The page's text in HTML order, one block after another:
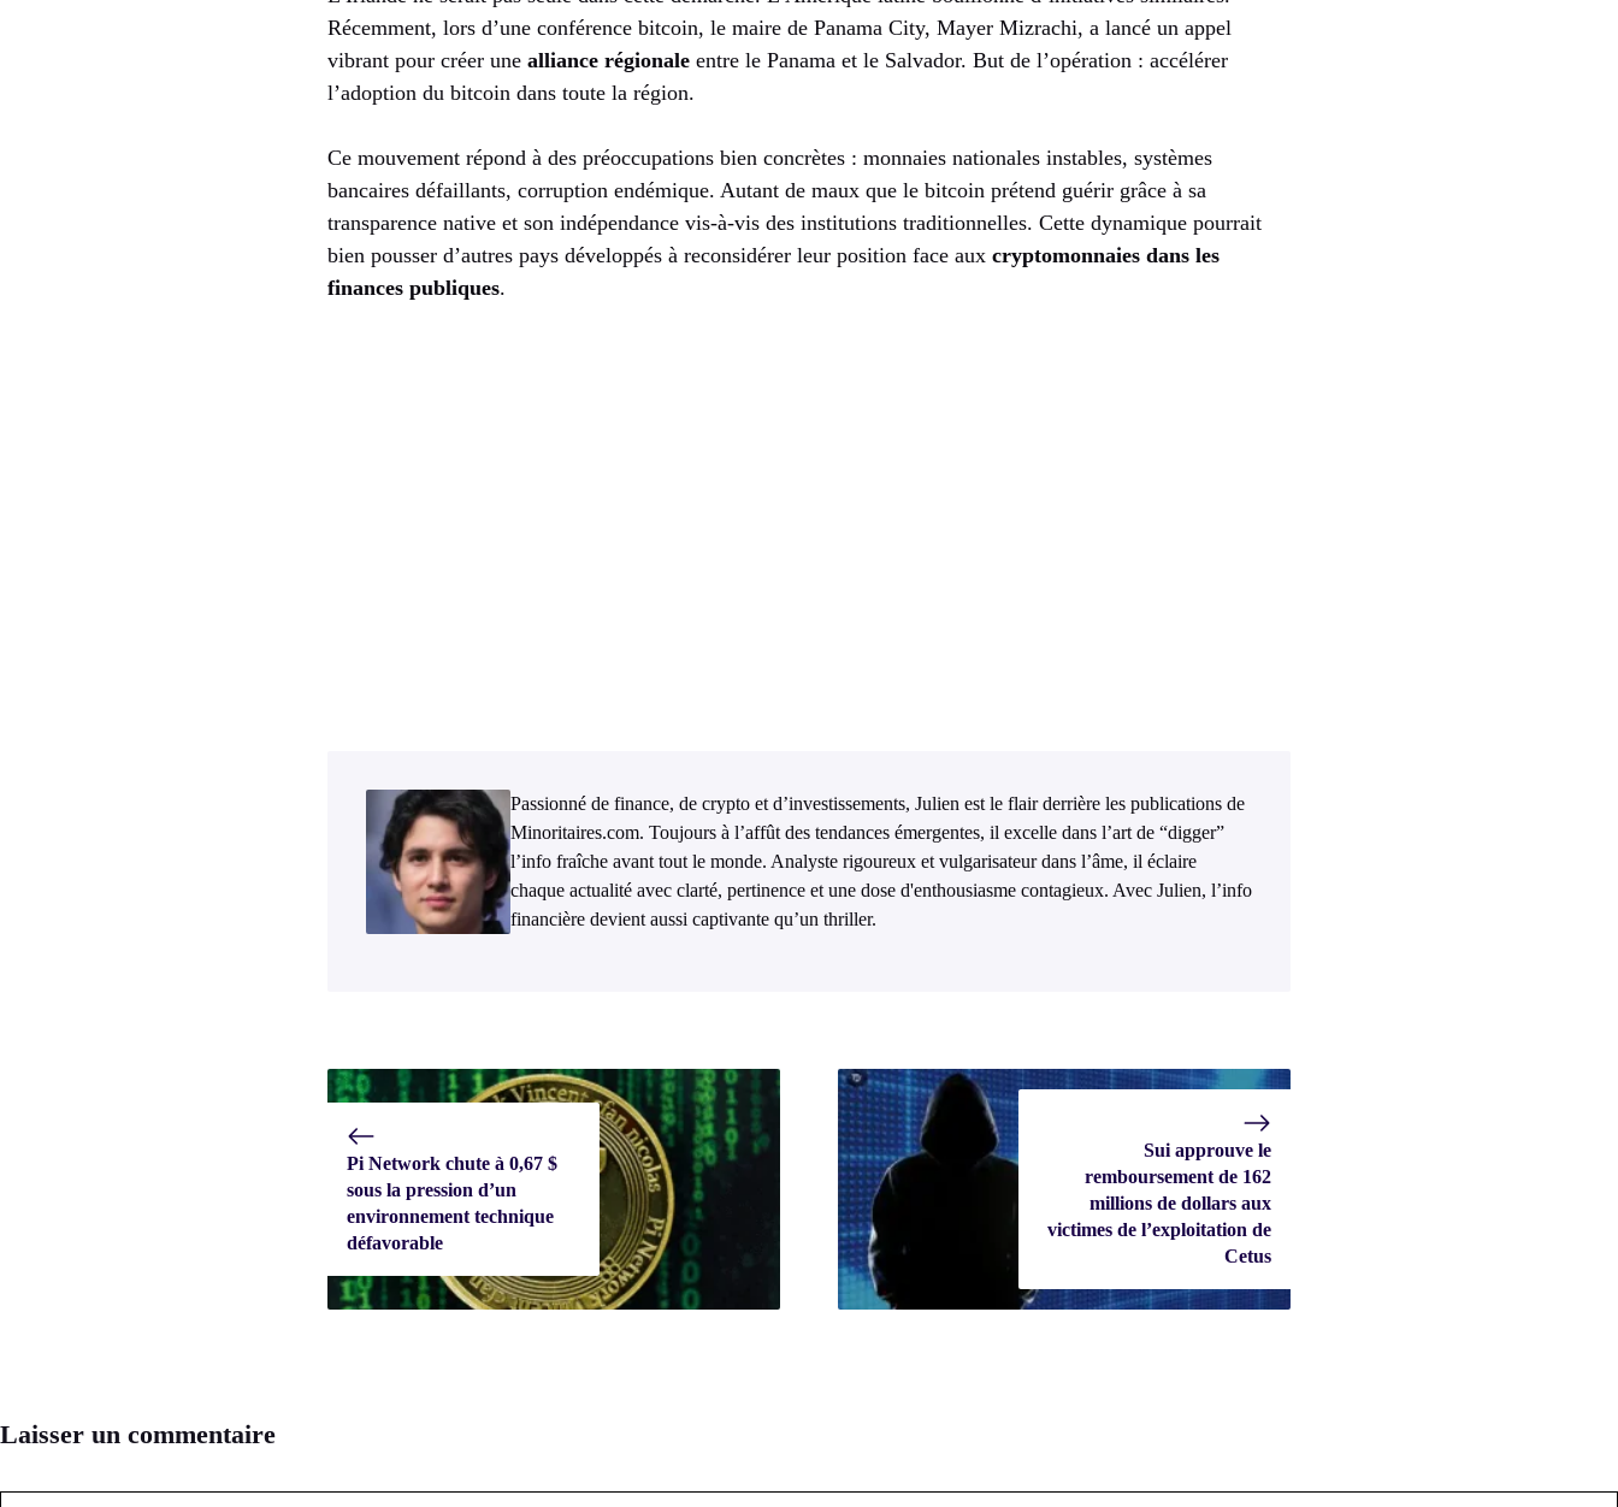
Récemment, lors d’une conférence bitcoin, le maire de Panama City, Mayer Mizrachi, a lancé un appel
vibrant pour créer une alliance régionale entre le Panama et le Salvador. But de l’opération : accélérer
l’adoption du bitcoin dans toute la région.
Ce mouvement répond à des préoccupations bien concrètes : monnaies nationales instables, systèmes
bancaires défaillants, corruption endémique. Autant de maux que le bitcoin prétend guérir grâce à sa
transparence native et son indépendance vis-à-vis des institutions traditionnelles. Cette dynamique pourrait
bien pousser d’autres pays développés à reconsidérer leur position face aux cryptomonnaies dans les
finances publiques.
Passionné de finance, de crypto et d’investissements, Julien est le flair derrière les publications de
Minoritaires.com. Toujours à l’affût des tendances émergentes, il excelle dans l’art de “digger”
l’info fraîche avant tout le monde. Analyste rigoureux et vulgarisateur dans l’âme, il éclaire
chaque actualité avec clarté, pertinence et une dose d'enthousiasme contagieux. Avec Julien, l’info
financière devient aussi captivante qu’un thriller.
Pi Network chute à 0,67 $
sous la pression d’un
environnement technique
défavorable
Sui approuve le
remboursement de 162
millions de dollars aux
victimes de l’exploitation de
Cetus
Laisser un commentaire